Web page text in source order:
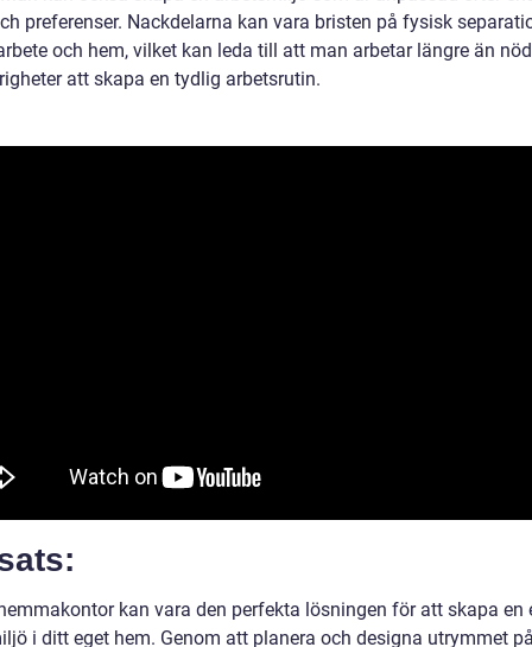
preferenser. Nackdelarna kan vara bristen på fysisk
och hem, vilket kan leda till att man arbetar längre än
att skapa en tydlig arbetsrutin.
kan vara den perfekta lösningen för att skapa en
i ditt eget hem. Genom att planera och designa utrymmet